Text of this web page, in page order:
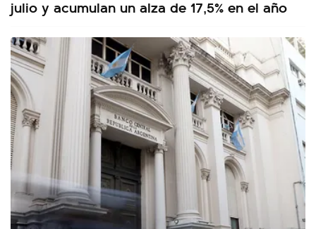
julio y acumulan un alza de 17,5% en el año